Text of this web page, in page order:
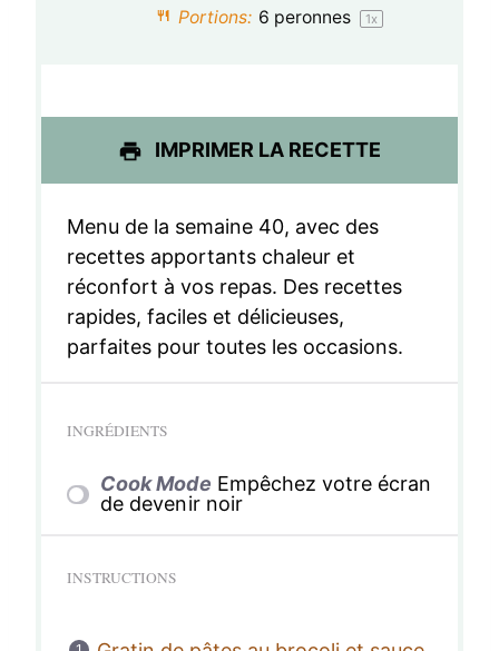
o
e
s
o
e
s
o
e
s
o
e
s
o
e
Portions: 6 peronnes 1x
IMPRIMER LA RECETTE
Menu de la semaine 40, avec des
recettes apportants chaleur et
réconfort à vos repas. Des recettes
rapides, faciles et délicieuses,
parfaites pour toutes les occasions.
INGRÉDIENTS
Cook Mode Empêchez votre écran
de devenir noir
INSTRUCTIONS